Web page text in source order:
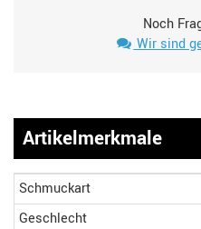
Noch
Wir sind
Artikelmerkmale
Schmuckart
Geschlecht